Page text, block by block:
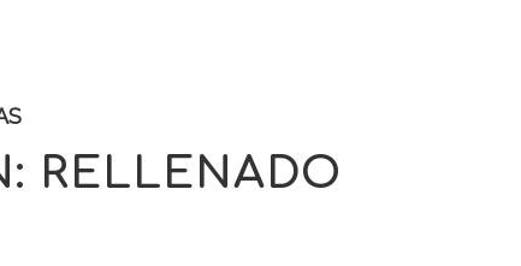
RELLENADO